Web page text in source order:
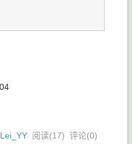
Lei_YY 阅读(17) 评论(0)